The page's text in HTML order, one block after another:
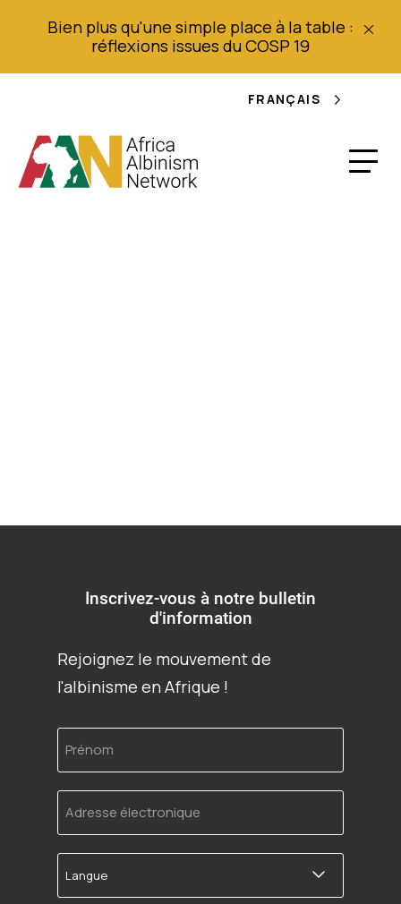
Bien plus qu'une simple place à la table :
réflexions issues du COSP 19
FRANÇAIS
Inscrivez-vous à notre bulletin
d'information
Rejoignez le mouvement de
l'albinisme en Afrique !
Prénom
Adresse
électronique
Langue